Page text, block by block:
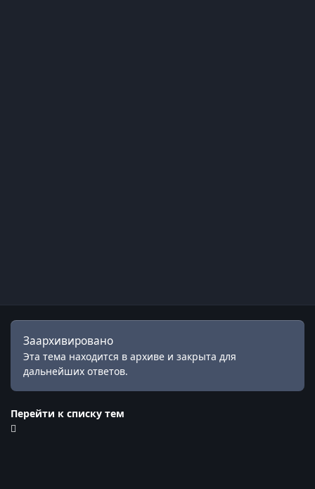
Заархивировано
Эта тема находится в архиве и закрыта для
дальнейших ответов.
Перейти к списку тем